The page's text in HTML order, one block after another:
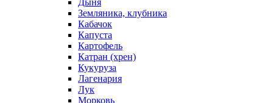
Дыня
Земляника, клубника
Кабачок
Капуста
Картофель
Катран (хрен)
Кукуруза
Лагенария
Лук
Морковь